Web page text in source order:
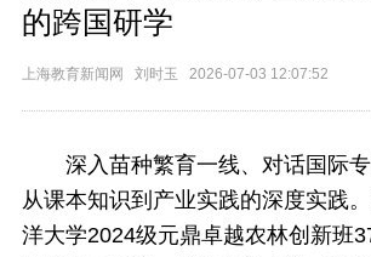
的跨国研学
上海教育新闻网 刘时玉 2026-07-03 12:07:52
深入苗种繁育一线、对话国际
从课本知识到产业实践的深度实践
洋大学2024级元鼎卓越农林创新班